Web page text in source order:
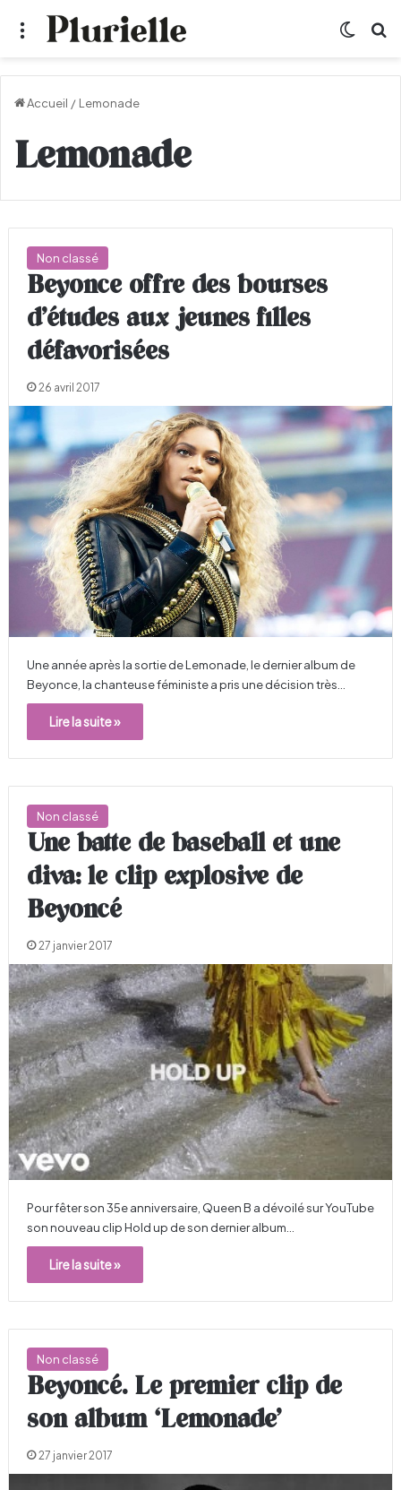
Menu
Accueil / Lemonade
Lemonade
Non classé
Beyonce offre des bourses
d’études aux jeunes filles
défavorisées
26 avril 2017
Une année après la sortie de Lemonade, le dernier album de
Beyonce, la chanteuse féministe a pris une décision très…
Lire la suite »
Non classé
Une batte de baseball et une
diva: le clip explosive de
Beyoncé
27 janvier 2017
Pour fêter son 35e anniversaire, Queen B a dévoilé sur YouTube
son nouveau clip Hold up de son dernier album…
Lire la suite »
Non classé
Beyoncé. Le premier clip de
son album ‘Lemonade’
27 janvier 2017